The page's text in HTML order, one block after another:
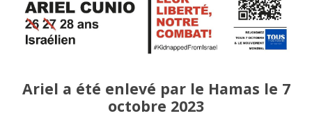
Ariel a été enlevé par le Hamas le 7
octobre 2023